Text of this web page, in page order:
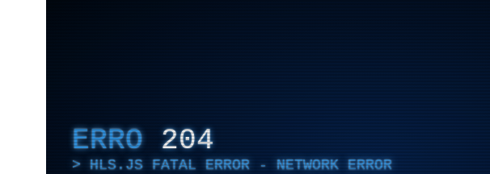
ERRO 204
HLS.JS FATAL ERROR - NETWORK ERROR